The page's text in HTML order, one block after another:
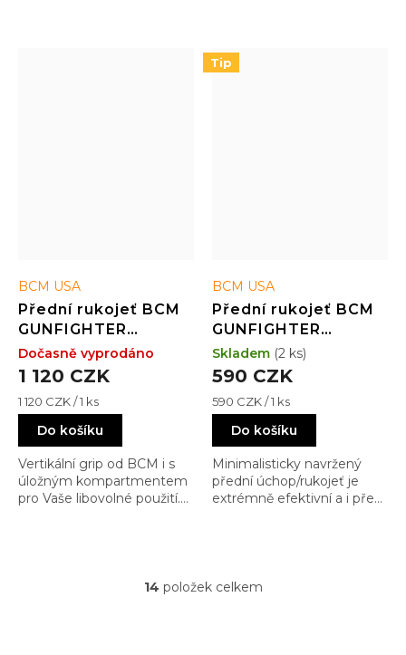
BCM USA
Přední rukojeť BCM
GUNFIGHTER
Vertical Grip -
picatinny - s úložným
1 120 CZK
Měrná
cena:
1 120 CZK / 1 ks
Do košíku
Vertikální grip od BCM i s
úložným kompartmentem
pro Vaše libovolné použití.
Dočasně vyprodáno
Tip
BCM USA
Přední rukojeť BCM
GUNFIGHTER
Kinesthetic Angled
Grip - M-LOK - FDE
590 CZK
Měrná
cena:
590 CZK / 1 ks
Do košíku
Minimalisticky navržený
přední úchop/rukojeť je
extrémně efektivní a i přes
Skladem (2 ks)
O
14 položek celkem